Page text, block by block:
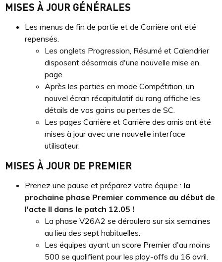
MISES À JOUR GÉNÉRALES
Les menus de fin de partie et de Carrière ont été
repensés.
Les onglets Progression, Résumé et Calendrier
disposent désormais d'une nouvelle mise en
page.
Après les parties en mode Compétition, un
nouvel écran récapitulatif du rang affiche les
détails de vos gains ou pertes de SC.
Les pages Carrière et Carrière des amis ont été
mises à jour avec une nouvelle interface
utilisateur.
MISES À JOUR DE PREMIER
Prenez une pause et préparez votre équipe : la
prochaine phase Premier commence au début de
l'acte II dans le patch 12.05 !
La phase V26A2 se déroulera sur six semaines
au lieu des sept habituelles.
Les équipes ayant un score Premier d'au moins
500 se qualifient pour les play-offs du 16 avril.